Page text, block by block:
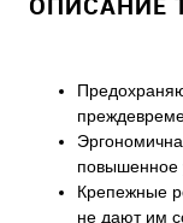
повышенное
Крепежные
не дают им